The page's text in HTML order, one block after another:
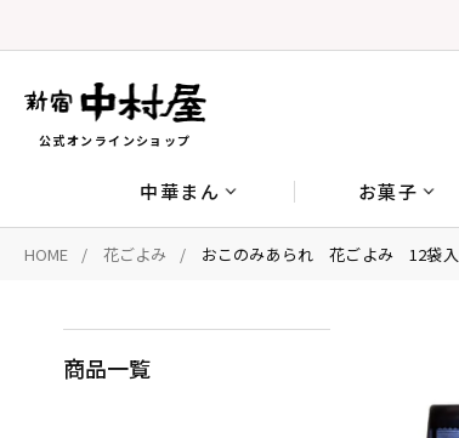
公式オンラインショップ
中華まん お菓子
HOME 花ごよみ おこのみあられ 花ごよみ 12袋入
商品一覧